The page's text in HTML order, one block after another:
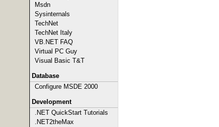
Msdn
Sysinternals
TechNet
TechNet Italy
VB.NET FAQ
Virtual PC Guy
Visual Basic T&T
Database
Configure MSDE 2000
Development
.NET QuickStart Tutorials
.NET2theMax